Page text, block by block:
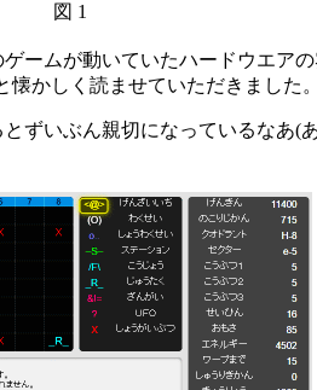
図 1
ムが動いていたハードウエア
かしく読ませていただきました。
いぶん親切になっているなあ(